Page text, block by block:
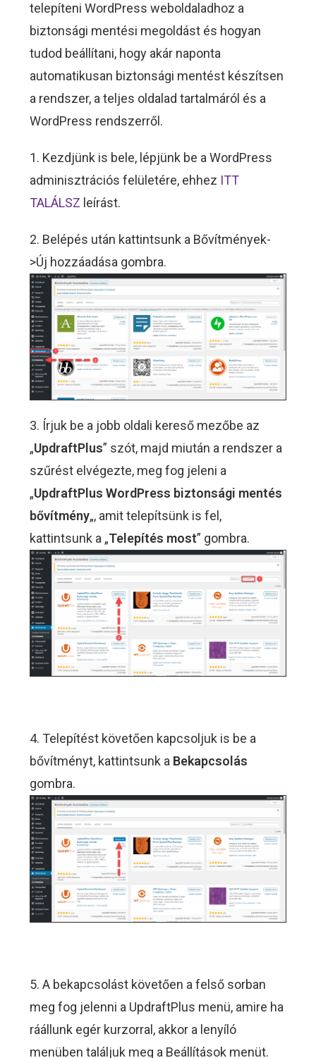
telepíteni WordPress weboldaladhoz a
biztonsági mentési megoldást és hogyan
tudod beállítani, hogy akár naponta
automatikusan biztonsági mentést készítsen
a rendszer, a teljes oldalad tartalmáról és a
WordPress rendszerről.
1. Kezdjünk is bele, lépjünk be a WordPress
adminisztrációs felületére, ehhez ITT
TALÁLSZ leírást.
2. Belépés után kattintsunk a Bővítmények-
>Új hozzáadása gombra.
3. Írjuk be a jobb oldali kereső mezőbe az
„UpdraftPlus” szót, majd miután a rendszer a
szűrést elvégezte, meg fog jeleni a
„UpdraftPlus WordPress biztonsági mentés
bővítmény„, amit telepítsünk is fel,
kattintsunk a „Telepítés most” gombra.
4. Telepítést követően kapcsoljuk is be a
bővítményt, kattintsunk a Bekapcsolás
gombra.
5. A bekapcsolást követően a felső sorban
meg fog jelenni a UpdraftPlus menü, amire ha
ráállunk egér kurzorral, akkor a lenyíló
menüben találjuk meg a Beállítások menüt.